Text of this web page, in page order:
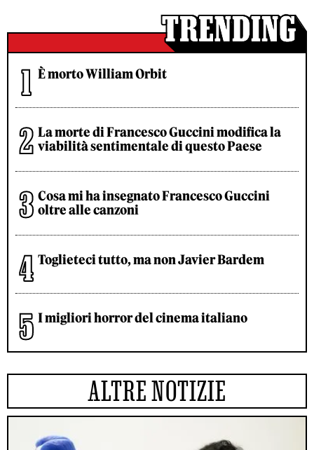
È morto William Orbit
La morte di Francesco Guccini modifica la
viabilità sentimentale di questo Paese
Cosa mi ha insegnato Francesco Guccini
oltre alle canzoni
Toglieteci tutto, ma non Javier Bardem
I migliori horror del cinema italiano
ALTRE NOTIZIE